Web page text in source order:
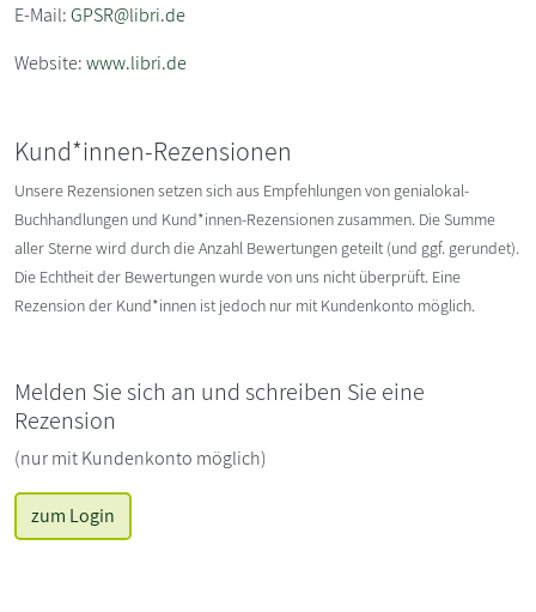
E-Mail:GPSR@libri.de
Website:www.libri.de
Kund*innen-Rezensionen
Unsere Rezensionen setzen sich aus Empfehlungen von genialokal-
Buchhandlungen und Kund*innen-Rezensionen zusammen. Die Summe
aller Sterne wird durch die Anzahl Bewertungen geteilt (und ggf. gerundet).
Die Echtheit der Bewertungen wurde von uns nicht überprüft. Eine
Rezension der Kund*innen ist jedoch nur mit Kundenkonto möglich.
Melden Sie sich an und schreiben Sie eine
Rezension
(nur mit Kundenkonto möglich)
zum Login